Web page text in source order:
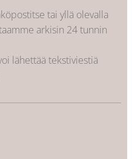
tai yllä olevalla
arkisin 24 tunnin
lähettää tekstiviestiä